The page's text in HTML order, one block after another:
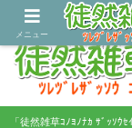
ツレヅレ・ザッソ
「徒然雑草ｺﾉﾖﾉﾅｶ ｻﾞｯｿｳ
メニュー